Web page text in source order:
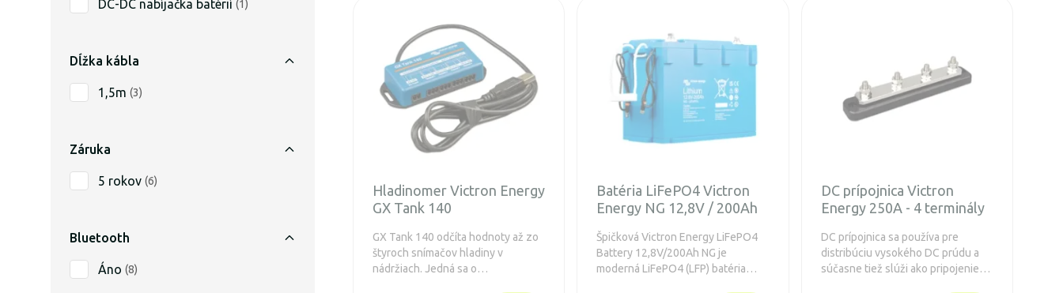
DC-DC nabíjačka batérií (1)
Dĺžka kábla
1,5m (3)
Záruka
5 rokov (6)
Bluetooth
Áno (8)
Hladinomer Victron Energy
GX Tank 140
GX Tank 140 odčíta hodnoty až zo
štyroch snímačov hladiny v
nádržiach. Jedná sa o
Batéria LiFePO4 Victron
Energy NG 12,8V / 200Ah
Špičková Victron Energy LiFePO4
Battery 12,8V/200Ah NG je
moderná LiFePO4 (LFP) batéria
DC prípojnica Victron
Energy 250A - 4 terminály
DC prípojnica sa používa pre
distribúciu vysokého DC prúdu a
súčasne tiež slúži ako pripojenie